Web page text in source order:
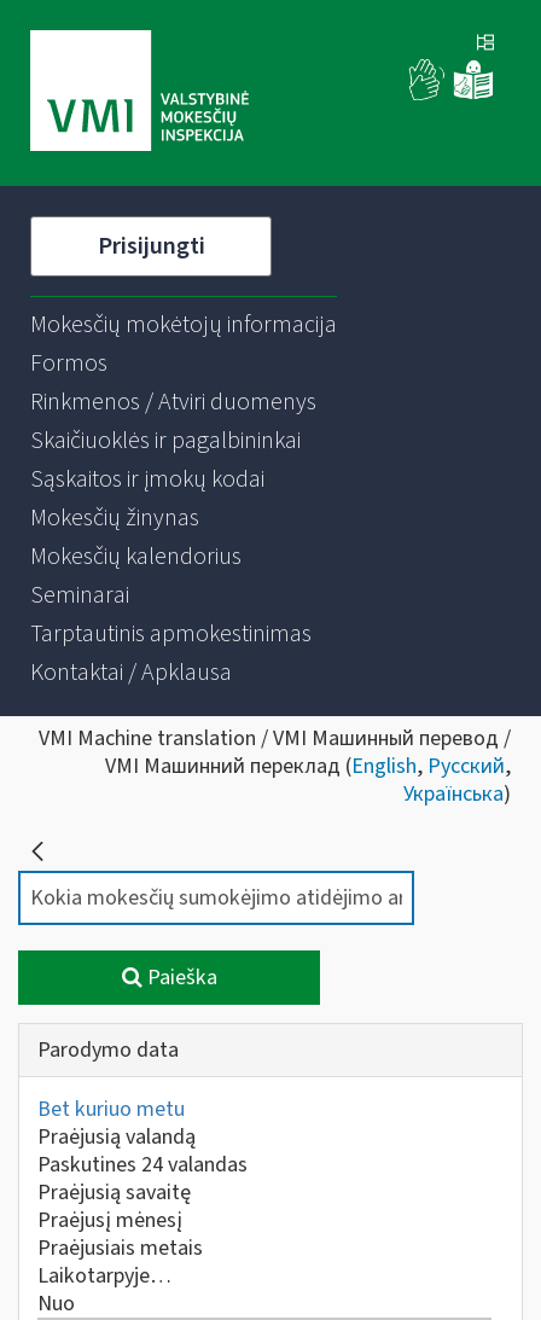
Prisijungti
Mokesčių mokėtojų informacija
Formos
Rinkmenos / Atviri duomenys
Skaičiuoklės ir pagalbininkai
Sąskaitos ir įmokų kodai
Mokesčių žinynas
Mokesčių kalendorius
Seminarai
Tarptautinis apmokestinimas
Kontaktai / Apklausa
VMI Machine translation / VMI Машинный перевод /
VMI Машинний переклад (English, Русский,
Українська)
Paieška
Parodymo data
Bet kuriuo metu
Praėjusią valandą
Paskutines 24 valandas
Praėjusią savaitę
Praėjusį mėnesį
Praėjusiais metais
Laikotarpyje…
Nuo